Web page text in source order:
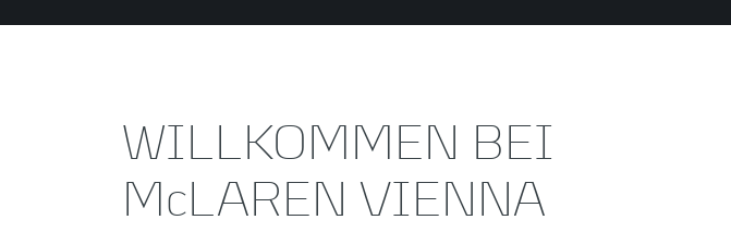
WILLKOMMEN BEI
McLAREN VIENNA